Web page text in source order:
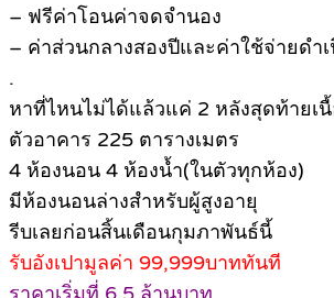
– ฟรีค่าโอนค่าจดจำนอง
– ค่าส่วนกลางสองปีและค่าใช้จ่ายดำ
.
หาที่ไหนไม่ได้แล้วแค่ 2 หลังสุดท้ายเ
ตัวอาคาร 225 ตารางเมตร
4 ห้องนอน 4 ห้องน้ำ(ในตัวทุกห้อง)
มีห้องนอนล่างสำหรับผู้สูงอายุ
รีบเลยก่อนสิ้นเดือนกุมภาพันธ์นี้
รับอังเปามูลค่า 99,999บาททันที